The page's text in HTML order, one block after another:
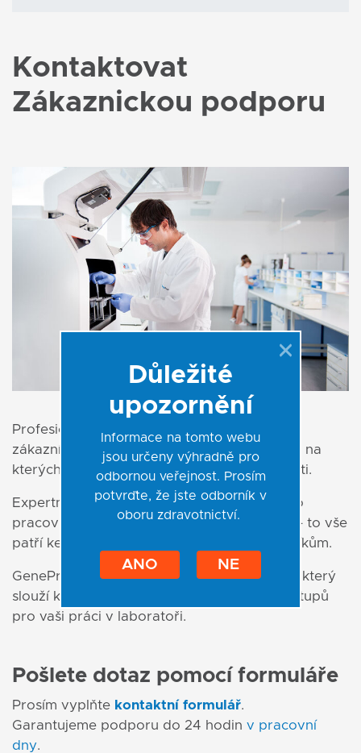
Kontaktovat
Zákaznickou podporu
Profesionální technická podpora pro naše
zákazníky je jedním ze čtyř základních pilířů, na
kterých se zakládají hodnoty naší společnosti.
Expertnost, rychlá odpověď, analýza vašeho
pracovního postupu a konzultace výsledků - to vše
patří ke standardnímu servisu našim zákazníkům.
GeneProof také nabízí tréninkový program, který
slouží k upevnění praktických znalostí a postupů
pro vaši práci v laboratoři.
Pošlete dotaz pomocí formuláře
Prosím vyplňte kontaktní formulář.
Garantujeme podporu do 24 hodin v pracovní
dny.
Důležité
upozornění
Informace na tomto webu
jsou určeny výhradně pro
odbornou veřejnost. Prosím
potvrďte, že jste odborník v
oboru zdravotnictví.
ANO NE